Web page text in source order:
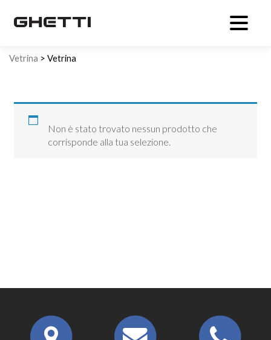
Vetrina > Vetrina
Non è stato trovato nessun prodotto che
corrisponde alla tua selezione.